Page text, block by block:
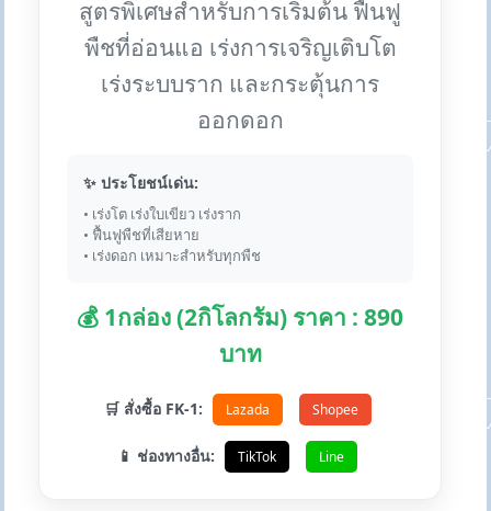
สูตรพิเศษสำหรับการเริ่มต้น ฟื้นฟู
พืชที่อ่อนแอ เร่งการเจริญเติบโต
เร่งระบบราก และกระตุ้นการ
ออกดอก
✨ ประโยชน์เด่น:
• เร่งโต เร่งใบเขียว เร่งราก
• ฟื้นฟูพืชที่เสียหาย
• เร่งดอก เหมาะสำหรับทุกพืช
💰 1กล่อง (2กิโลกรัม) ราคา : 890
บาท
🛒 สั่งซื้อ FK-1: Lazada Shopee
📱 ช่องทางอื่น: TikTok Line